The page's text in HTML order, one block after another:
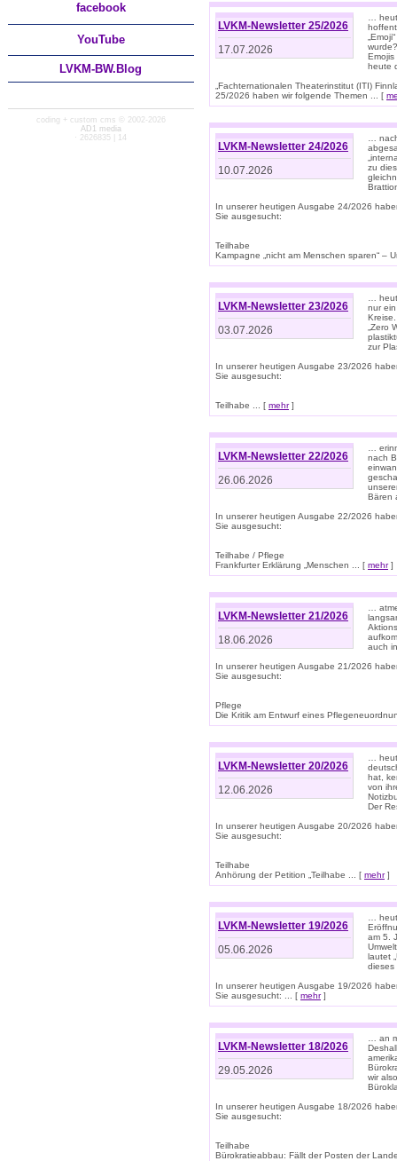
facebook
YouTube
LVKM-BW.Blog
coding + custom cms © 2002-2026
AD1 media
· 2626835 | 14
LVKM-Newsletter 25/2026
17.07.2026
…
Emojis
heute
„Fachternationalen Theaterinstitut (ITI)
25/2026 haben wir folgende Themen ... [
LVKM-Newsletter 24/2026
10.07.2026
…
zu
In unserer heutigen Ausgabe 24/2026
Sie ausgesucht:
Teilhabe
Kampagne „nicht am Menschen sparen“ –
LVKM-Newsletter 23/2026
03.07.2026
…
nur
„Zero
zur
In unserer heutigen Ausgabe 23/2026
Sie ausgesucht:
Teilhabe ... [ mehr]
LVKM-Newsletter 22/2026
26.06.2026
…
nach
Bären
In unserer heutigen Ausgabe 22/2026
Sie ausgesucht:
Teilhabe / Pflege
Frankfurter Erklärung „Menschen ... [ mehr]
LVKM-Newsletter 21/2026
18.06.2026
…
auch
In unserer heutigen Ausgabe 21/2026
Sie ausgesucht:
Pflege
Die Kritik am Entwurf eines
LVKM-Newsletter 20/2026
12.06.2026
…
hat,
von
Der
In unserer heutigen Ausgabe 20/2026
Sie ausgesucht:
Teilhabe
Anhörung der Petition „Teilhabe ... [ mehr]
LVKM-Newsletter 19/2026
05.06.2026
…
am 5.
lautet
dieses
In unserer heutigen Ausgabe 19/2026
Sie ausgesucht: ... [ mehr]
LVKM-Newsletter 18/2026
29.05.2026
… an
wir
In unserer heutigen Ausgabe 18/2026
Sie ausgesucht:
Teilhabe
Bürokratieabbau: Fällt der Posten der